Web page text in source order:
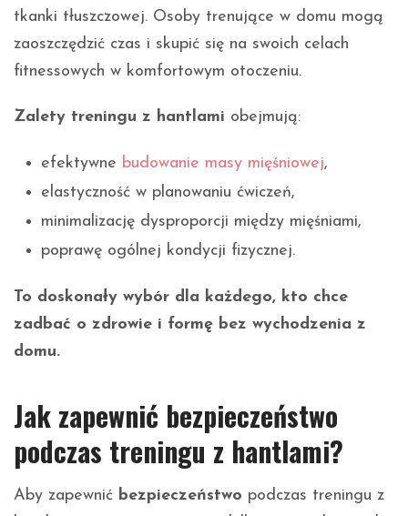
tkanki tłuszczowej. Osoby trenujące w domu mogą
zaoszczędzić czas i skupić się na swoich celach
fitnessowych w komfortowym otoczeniu.
Zalety treningu z hantlami obejmują:
efektywne budowanie masy mięśniowej,
elastyczność w planowaniu ćwiczeń,
minimalizację dysproporcji między mięśniami,
poprawę ogólnej kondycji fizycznej.
To doskonały wybór dla każdego, kto chce
zadbać o zdrowie i formę bez wychodzenia z
domu.
Jak zapewnić bezpieczeństwo
podczas treningu z hantlami?
Aby zapewnić bezpieczeństwo podczas treningu z